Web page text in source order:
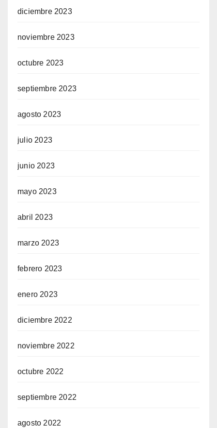
diciembre 2023
noviembre 2023
octubre 2023
septiembre 2023
agosto 2023
julio 2023
junio 2023
mayo 2023
abril 2023
marzo 2023
febrero 2023
enero 2023
diciembre 2022
noviembre 2022
octubre 2022
septiembre 2022
agosto 2022